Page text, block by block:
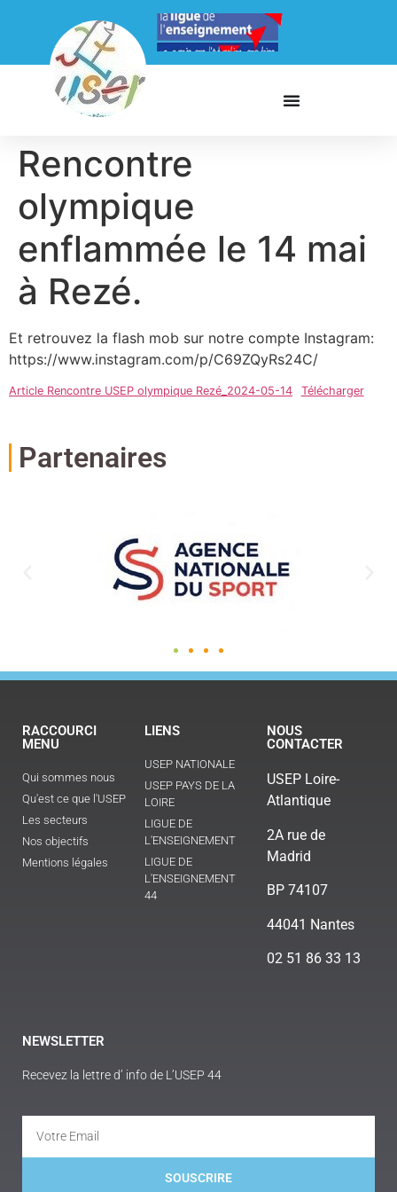
Rencontre
olympique
enflammée le 14 mai
à Rezé.
Et retrouvez la flash mob sur notre compte Instagram:
https://www.instagram.com/p/C69ZQyRs24C/
Article Rencontre USEP olympique Rezé_2024-05-14 Télécharger
Partenaires
RACCOURCI
MENU
Qui sommes nous
Qu'est ce que l'USEP
Les secteurs
Nos objectifs
Mentions légales
LIENS
USEP NATIONALE
USEP PAYS DE LA
LOIRE
LIGUE DE
L'ENSEIGNEMENT
LIGUE DE
L'ENSEIGNEMENT
44
NOUS
CONTACTER
USEP Loire-
Atlantique
2A rue de
Madrid
BP 74107
44041 Nantes
02 51 86 33 13
NEWSLETTER
Recevez la lettre d’ info de L’USEP 44
SOUSCRIRE